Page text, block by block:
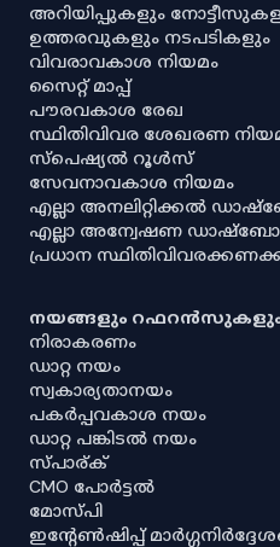
അറിയിപ്പുകളും
ഉത്തരവുകളും നടപടികളും
വിവരാവകാശ നിയമം
സൈറ്റ് മാപ്പ്
പൗരവകാശ രേഖ
സ്ഥിതിവിവര ശേഖരണ
സ്‌പെഷ്യൽ റൂൾസ്
സേവനാവകാശ നിയമം
എല്ലാ അനലിറ്റിക്കൽ
എല്ലാ അന്വേഷണ
പ്രധാന
നയങ്ങളും
നിരാകരണം
ഡാറ്റ നയം
സ്വകാര്യതാനയം
പകർപ്പവകാശ നയം
ഡാറ്റ പങ്കിടൽ നയം
സ്പാര്ക്
CMO പോർട്ടൽ
മോസ്പി
ഇൻ്റേൺഷിപ്പ്